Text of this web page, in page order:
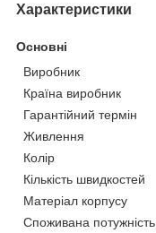
Характеристики
Основні
Виробник
Країна виробник
Гарантійний термін
Живлення
Колір
Кількість швидкостей
Матеріал корпусу
Споживана потужність